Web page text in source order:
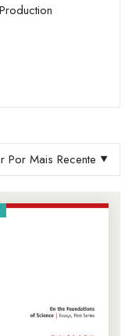
Por Mais Recente